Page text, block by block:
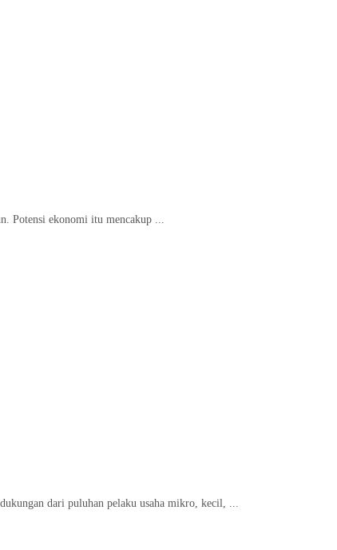
Potensi ekonomi itu mencakup ...
dari puluhan pelaku usaha mikro, kecil, ...